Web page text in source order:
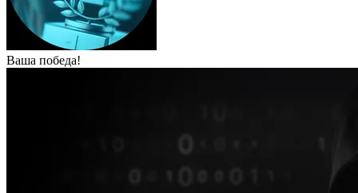
Ваша победа!